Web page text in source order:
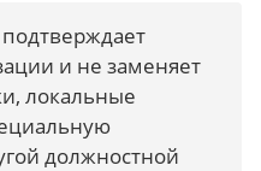
и не заменяет
локальные
должностной